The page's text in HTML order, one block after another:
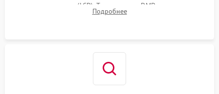
или поляризаторов (LCD). Тестирование DMD-чипа, датчиков
температуры и оптопар с помощью мультиметра и
Подробнее